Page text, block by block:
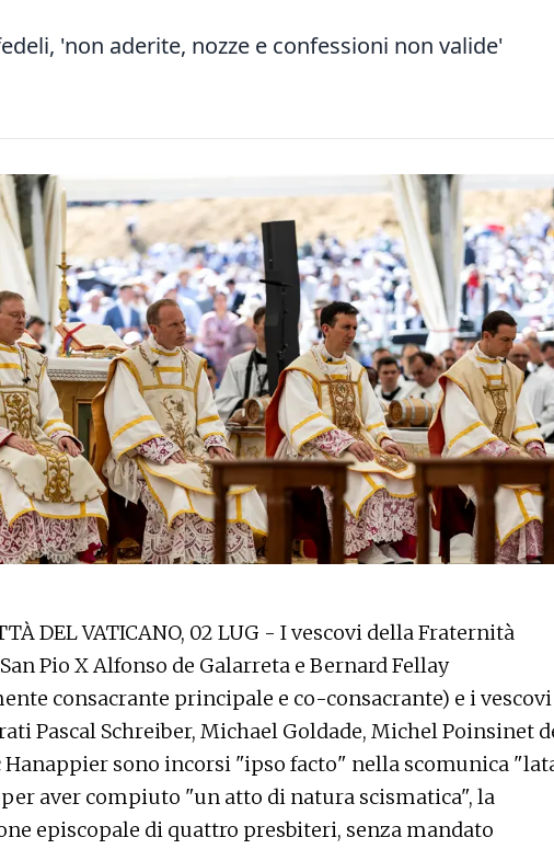
'non aderite, nozze e confessioni non valide'
DEL VATICANO, 02 LUG - I vescovi della Fraternità
Pio X Alfonso de Galarreta e Bernard Fellay
consacrante principale e co-consacrante) e i vescovi
Pascal Schreiber, Michael Goldade, Michel Poinsinet
Hanappier sono incorsi "ipso facto" nella scomunica
aver compiuto "un atto di natura scismatica", la
episcopale di quattro presbiteri, senza mandato